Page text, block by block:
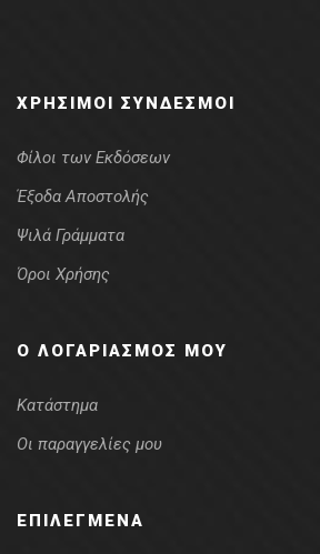
ΧΡΉΣΙΜΟΙ ΣΎΝΔΕΣΜΟΙ
Φίλοι των Εκδόσεων
Έξοδα Αποστολής
Ψιλά Γράμματα
Όροι Χρήσης
Ο ΛΟΓΑΡΙΑΣΜΌΣ ΜΟΥ
Κατάστημα
Οι παραγγελίες μου
ΕΠΙΛΕΓΜΈΝΑ